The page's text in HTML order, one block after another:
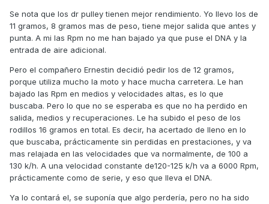
Se nota que los dr pulley tienen mejor rendimiento. Yo llevo los de
11 gramos, 8 gramos mas de peso, tiene mejor salida que antes y
punta. A mi las Rpm no me han bajado ya que puse el DNA y la
entrada de aire adicional.
Pero el compañero Ernestin decidió pedir los de 12 gramos,
porque utiliza mucho la moto y hace mucha carretera. Le han
bajado las Rpm en medios y velocidades altas, es lo que
buscaba. Pero lo que no se esperaba es que no ha perdido en
salida, medios y recuperaciones. Le ha subido el peso de los
rodillos 16 gramos en total. Es decir, ha acertado de lleno en lo
que buscaba, prácticamente sin perdidas en prestaciones, y va
mas relajada en las velocidades que va normalmente, de 100 a
130 k/h. A una velocidad constante de120-125 k/h va a 6000 Rpm,
prácticamente como de serie, y eso que lleva el DNA.
Ya lo contará el, se suponía que algo perdería, pero no ha sido